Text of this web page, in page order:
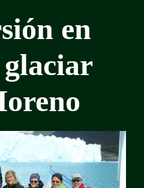
en